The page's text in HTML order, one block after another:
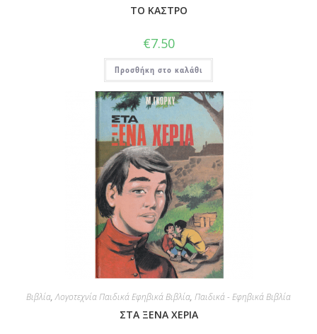
ΤΟ ΚΑΣΤΡΟ
€7.50
Προσθήκη στο καλάθι
Βιβλία,Λογοτεχνία Παιδικά Εφηβικά Βιβλία, Παιδικά - Εφηβικά Βιβλία
ΣΤΑ ΞΕΝΑ ΧΕΡΙΑ